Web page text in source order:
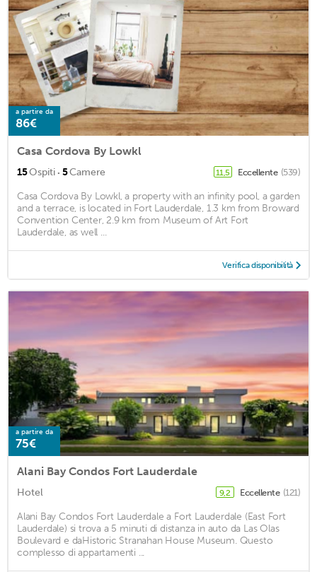
a partire da
86€
Casa Cordova By Lowkl
15Ospiti · 5Camere 11,5 Eccellente (539)
Casa Cordova By Lowkl, a property with an infinity pool, a garden
and a terrace, is located in Fort Lauderdale, 1.3 km from Broward
Convention Center, 2.9 km from Museum of Art Fort
Lauderdale, as well ...
Verifica disponibilità
a partire da
75€
Alani Bay Condos Fort Lauderdale
Hotel 9,2 Eccellente (121)
Alani Bay Condos Fort Lauderdale a Fort Lauderdale (East Fort
Lauderdale) si trova a 5 minuti di distanza in auto da Las Olas
Boulevard e daHistoric Stranahan House Museum. Questo
complesso di appartamenti ...